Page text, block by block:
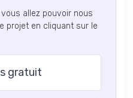
allez pouvoir nous
projet en cliquant sur le
gratuit